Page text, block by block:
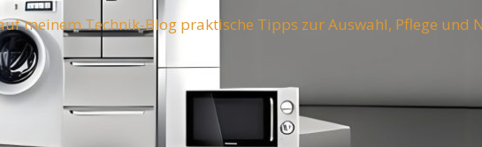
meinem Technik-Blog praktische Tipps zur Auswahl, Pflege und